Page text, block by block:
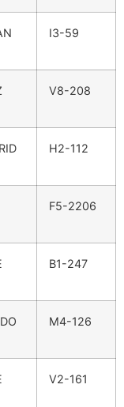
I3-59
V8-208
H2-112
F5-2206
B1-247
M4-126
V2-161